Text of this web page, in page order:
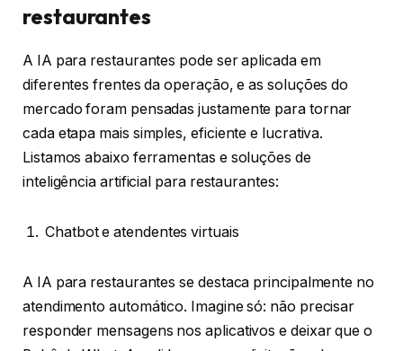
restaurantes
A IA para restaurantes pode ser aplicada em
diferentes frentes da operação, e as soluções do
mercado foram pensadas justamente para tornar
cada etapa mais simples, eficiente e lucrativa.
Listamos abaixo ferramentas e soluções de
inteligência artificial para restaurantes:
Chatbot e atendentes virtuais
A IA para restaurantes se destaca principalmente no
atendimento automático. Imagine só: não precisar
responder mensagens nos aplicativos e deixar que o